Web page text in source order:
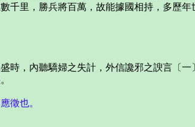
千里，勝兵將百萬，故能據國相持，多歷
，內聽驕婦之失計，外信讒邪之諛言〔一
徵也。